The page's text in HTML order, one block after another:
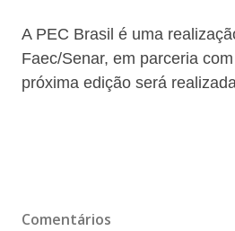
A PEC Brasil é uma
Faec/Senar, em parceria
próxima edição será
Comentários